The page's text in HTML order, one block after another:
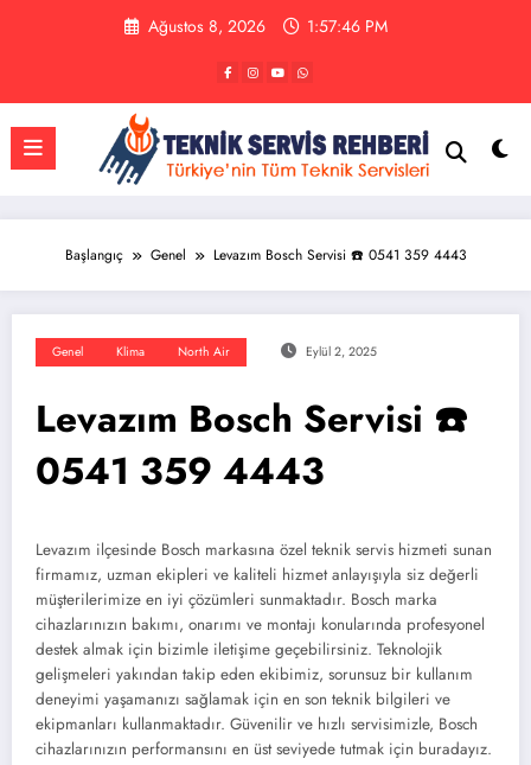
Ağustos 8, 2026 1:57:47 PM
Başlangıç Genel Levazım Bosch Servisi ☎️ 0541 359 4443
Genel Klima North Air Eylül 2, 2025
Levazım Bosch Servisi ☎️
0541 359 4443
Levazım ilçesinde Bosch markasına özel teknik servis hizmeti sunan
firmamız, uzman ekipleri ve kaliteli hizmet anlayışıyla siz değerli
müşterilerimize en iyi çözümleri sunmaktadır. Bosch marka
cihazlarınızın bakımı, onarımı ve montajı konularında profesyonel
destek almak için bizimle iletişime geçebilirsiniz. Teknolojik
gelişmeleri yakından takip eden ekibimiz, sorunsuz bir kullanım
deneyimi yaşamanızı sağlamak için en son teknik bilgileri ve
ekipmanları kullanmaktadır. Güvenilir ve hızlı servisimizle, Bosch
cihazlarınızın performansını en üst seviyede tutmak için buradayız.